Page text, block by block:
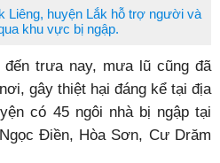
Liêng, huyện Lắk hỗ trợ người và
khu vực bị ngập.
đến trưa nay, mưa lũ cũng đã
gây thiệt hại đáng kể tại địa
có 45 ngôi nhà bị ngập tại
Điền, Hòa Sơn, Cư Drăm